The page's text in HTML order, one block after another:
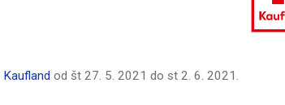
Kaufland od št 27. 5. 2021 do st 2. 6. 2021 .